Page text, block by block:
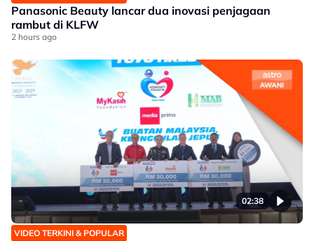
Panasonic Beauty lancar dua inovasi penjagaan
rambut di KLFW
2 hours ago
02:38
VIDEO TERKINI & POPULAR